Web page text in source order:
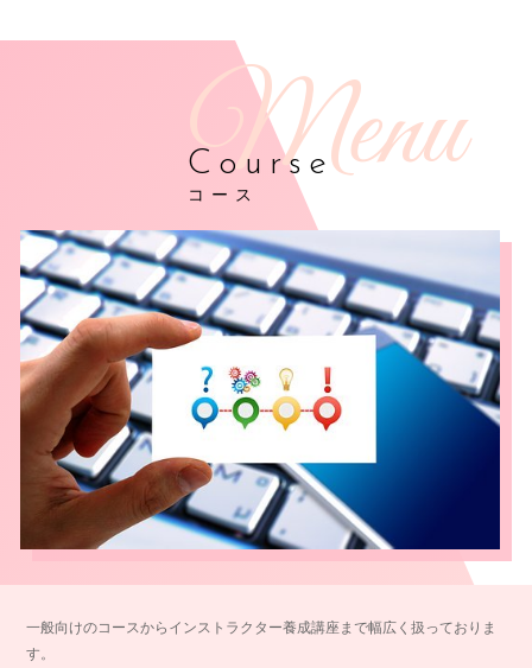
Course
コース
一般向けのコースからインストラクター養成講座まで幅広く扱っておりま
す。